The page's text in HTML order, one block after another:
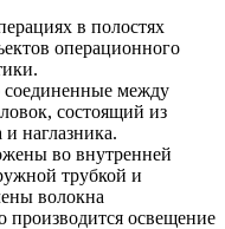
в полостях
операционного
соединенные между
состоящий из
и наглазника.
во внутренней
трубкой и
волокна
производится освещение